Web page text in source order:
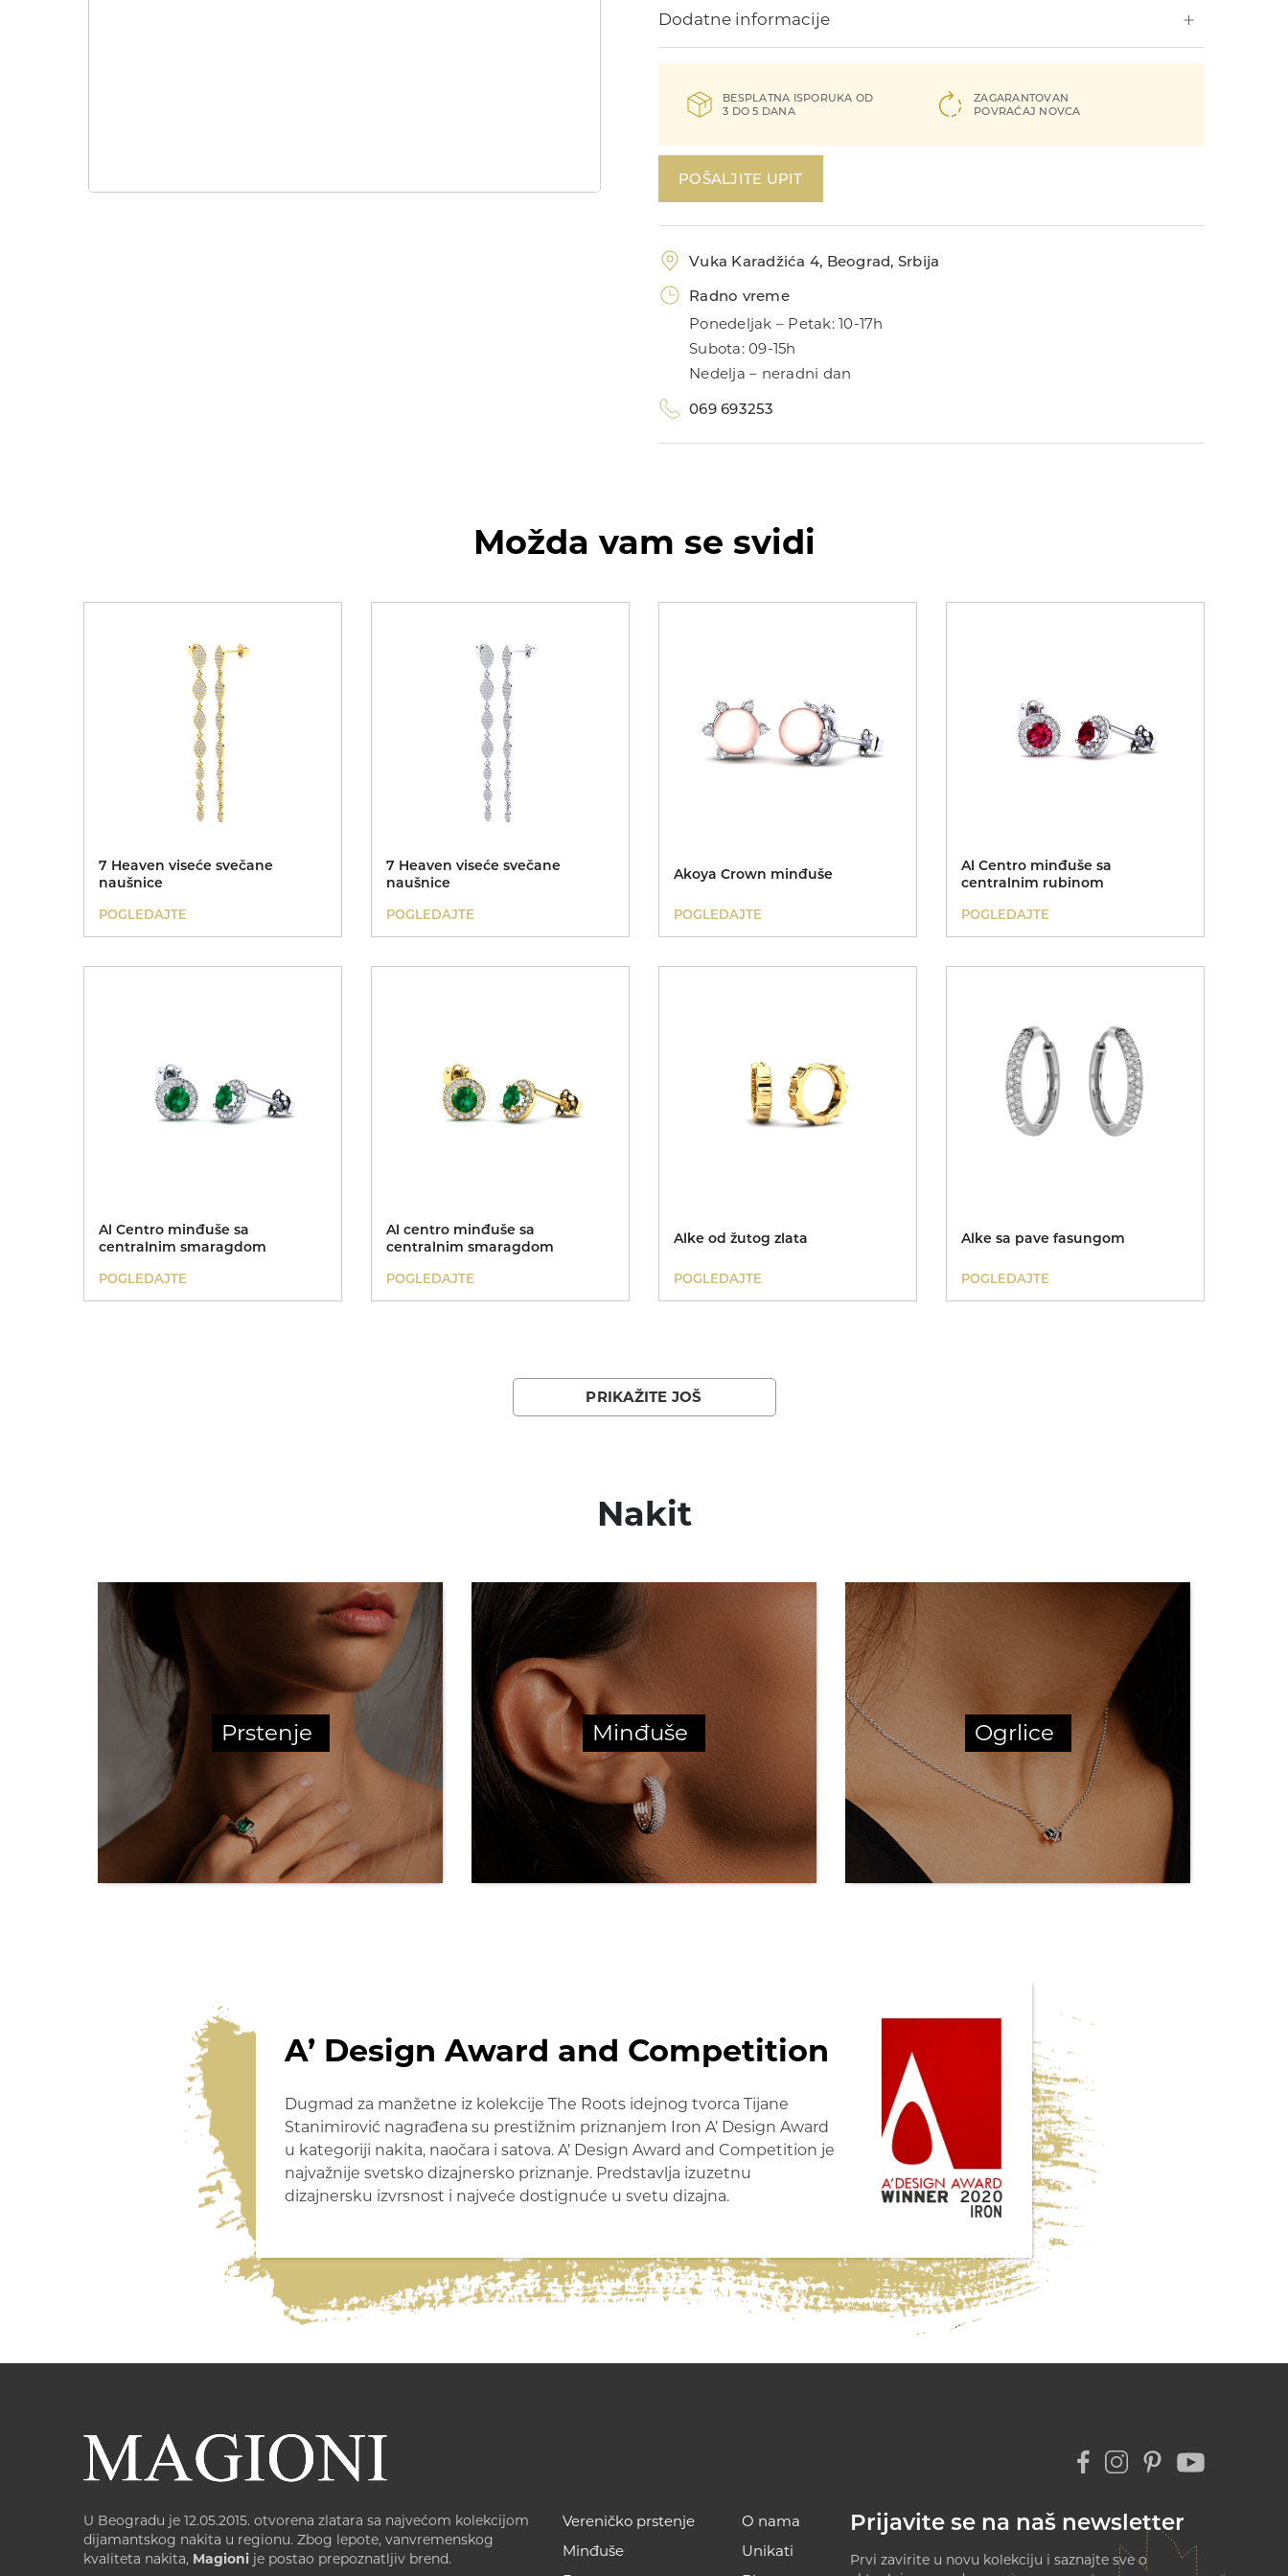
BESPLATNA ISPORUKA OD
3 DO 5 DANA
ZAGARANTOVAN
POVRAĆAJ NOVCA
Dodatne informacije
POŠALJITE UPIT
Vuka Karadžića 4, Beograd, Srbija
Radno vreme
Ponedeljak – Petak: 10-17h
Subota: 09-15h
Nedelja – neradni dan
069 693253
Možda vam se svidi
7 Heaven viseće svečane
naušnice
POGLEDAJTE
7 Heaven viseće svečane
naušnice
POGLEDAJTE
Akoya Crown minđuše
POGLEDAJTE
Al Centro minđuše sa
centralnim rubinom
POGLEDAJTE
Al Centro minđuše sa
centralnim smaragdom
POGLEDAJTE
Al centro minđuše sa
centralnim smaragdom
POGLEDAJTE
Alke od žutog zlata
POGLEDAJTE
Alke sa pave fasungom
POGLEDAJTE
PRIKAŽITE JOŠ
Nakit
Prstenje Minđuše Ogrlice
A’ Design Award and Competition
Dugmad za manžetne iz kolekcije The Roots idejnog tvorca Tijane
Stanimirović nagrađena su prestižnim priznanjem Iron A’ Design Award
u kategoriji nakita, naočara i satova. A’ Design Award and Competition je
najvažnije svetsko dizajnersko priznanje. Predstavlja izuzetnu
dizajnersku izvrsnost i najveće dostignuće u svetu dizajna.
U Beogradu je 12.05.2015. otvorena zlatara sa najvećom kolekcijom
dijamantskog nakita u regionu. Zbog lepote, vanvremenskog
kvaliteta nakita, Magioni je postao prepoznatljiv brend.
Vereničko prstenje
Minđuše
O nama
Unikati
Prijavite se na naš newsletter
Prvi zavirite u novu kolekciju i saznajte sve o